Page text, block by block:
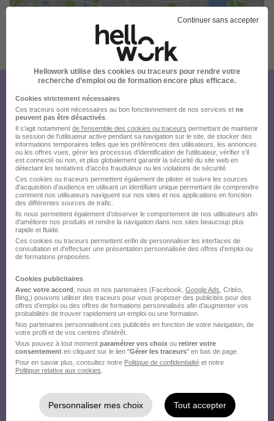
Publiée le 28/07/2026 - Réf : BPZVK119
Créez votre compte
Hellowork et postulez
sur le site du recruteur !
Continuer sans accepter
Hellowork utilise des cookies ou traceurs pour rendre votre
recherche d’emploi ou de formation encore plus efficace.
Cookies strictement nécessaires
Ces traceurs sont nécessaires au bon fonctionnement de nos services et ne
peuvent pas être désactivés
Il s'agit notamment de l'ensemble des cookies ou traceurs permettant de maintenir
la session de l'utilisateur active pendant sa navigation sur le site, de stocker des
informations temporaires telles que les préférences des utilisateurs, les annonces
ou les offres vues, gérer les processus d'identification de l'utilisateur, vérifier s'il
est connecté ou non, et plus globalement garantir la sécurité du site web en
détectant les tentatives d'accès frauduleux ou les violations de sécurité.
Ces cookies ou traceurs permettent également de piloter et suivre les sources
d'acquisition d'audience en utilisant un identifiant unique permettant de comprendre
comment nos utilisateurs naviguent sur nos sites et nos applications en fonction
des différentes sources de trafic.
Ils nous permettent également d’observer le comportement de nos utilisateurs afin
d'améliorer nos produits et rendre la navigation dans nos sites beaucoup plus
rapide et fluide.
Ces cookies ou traceurs permettent enfin de personnaliser les interfaces de
consultation et d'effectuer une présentation personnalisée des offres d'emploi ou
de formations proposées.
Cookies publicitaires
Avec votre accord , nous et nos partenaires (Facebook, Google Ads , Critéo,
Bing,) pouvons utiliser des traceurs pour vous proposer des publicités pour des
offres d’emploi ou des offres de formations personnalisés afin d’augmenter vos
probabilités de trouver rapidement un emploi ou une formation.
Nos partenaires personnalisent ces publicités en fonction de votre navigation, de
votre profil et de vos centres d’intérêt.
Vous pouvez à tout moment paramétrer vos choix ou retirer votre
consentement en cliquant sur le lien "Gérer les traceurs" en bas de page.
Pour en savoir plus, consultez notre Politique de confidentialité et notre
Politique relative aux cookies
Personnaliser mes choix Tout accepter